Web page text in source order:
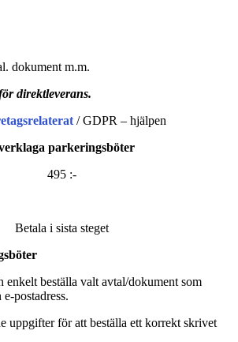
dokument m.m.
direktleverans.
/ GDPR – hjälpen
parkeringsböter
495 :-
Betala i sista steget
enkelt beställa valt avtal/dokument som
postadress.
uppgifter för att beställa ett korrekt skrivet